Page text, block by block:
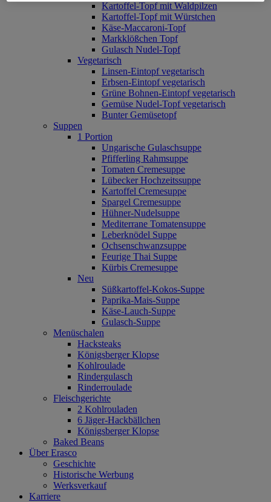
Kartoffel-Topf mit Waldpilzen
Kartoffel-Topf mit Würstchen
Käse-Maccaroni-Topf
Markklößchen Topf
Gulasch Nudel-Topf
Vegetarisch
Linsen-Eintopf vegetarisch
Erbsen-Eintopf vegetarisch
Grüne Bohnen-Eintopf vegetarisch
Gemüse Nudel-Topf vegetarisch
Bunter Gemüsetopf
Suppen
1 Portion
Ungarische Gulaschsuppe
Pfifferling Rahmsuppe
Tomaten Cremesuppe
Lübecker Hochzeitssuppe
Kartoffel Cremesuppe
Spargel Cremesuppe
Hühner-Nudelsuppe
Mediterrane Tomatensuppe
Leberknödel Suppe
Ochsenschwanzsuppe
Feurige Thai Suppe
Kürbis Cremesuppe
Neu
Süßkartoffel‐Kokos‐Suppe
Paprika‐Mais‐Suppe
Käse‐Lauch‐Suppe
Gulasch‐Suppe
Menüschalen
Hacksteaks
Königsberger Klopse
Kohlroulade
Rindergulasch
Rinderroulade
Fleischgerichte
2 Kohlrouladen
6 Jäger-Hackbällchen
Königsberger Klopse
Baked Beans
Über Erasco
Geschichte
Historische Werbung
Werksverkauf
Karriere